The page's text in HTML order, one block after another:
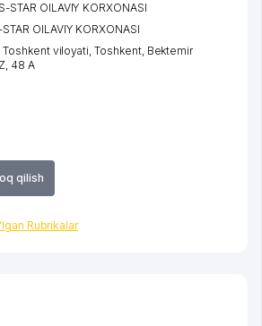
qilish
Rubrikalar
STAR OILAVIY KORXONASI
OILAVIY KORXONASI
Toshkent viloyati,Toshkent, Bektemir
, 48 А